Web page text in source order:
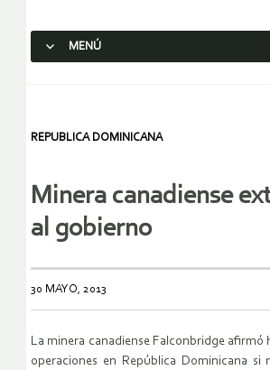
MENÚ
REPUBLICA DOMINICANA
Minera canadiense
al gobierno
30 MAYO, 2013
La minera canadiense Falconbridge afirmó
operaciones en República Dominicana si